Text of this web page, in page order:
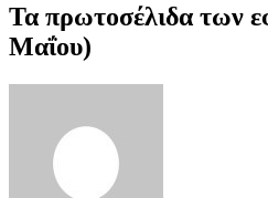
Τα πρωτοσέλιδα των
Μαΐου)